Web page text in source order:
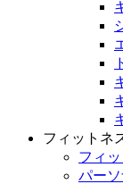
フィットネ
フィ
パー